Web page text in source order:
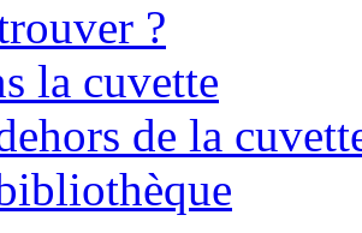
?
la cuvette
de la